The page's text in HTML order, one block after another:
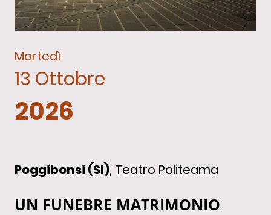
Martedì
13 Ottobre
2026
Poggibonsi (SI), Teatro Politeama
UN FUNEBRE MATRIMONIO